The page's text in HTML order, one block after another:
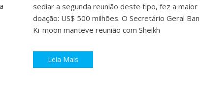
sediar a segunda reunião deste tipo, fez a maior
doação: US$ 500 milhões. O Secretário Geral Ban
Ki-moon manteve reunião com Sheikh
Leia Mais